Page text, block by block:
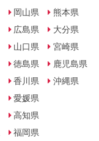
岡山県
広島県
山口県
徳島県
香川県
愛媛県
高知県
福岡県
熊本県
大分県
宮崎県
鹿児島県
沖縄県